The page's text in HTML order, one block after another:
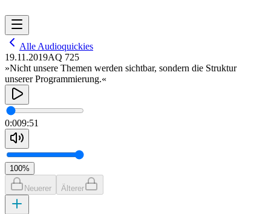
Alle Audioquickies
19.11.2019AQ 725
»Nicht unsere Themen werden sichtbar, sondern die Struktur
unserer Programmierung.«
0:009:51
100%
Neuerer Älterer